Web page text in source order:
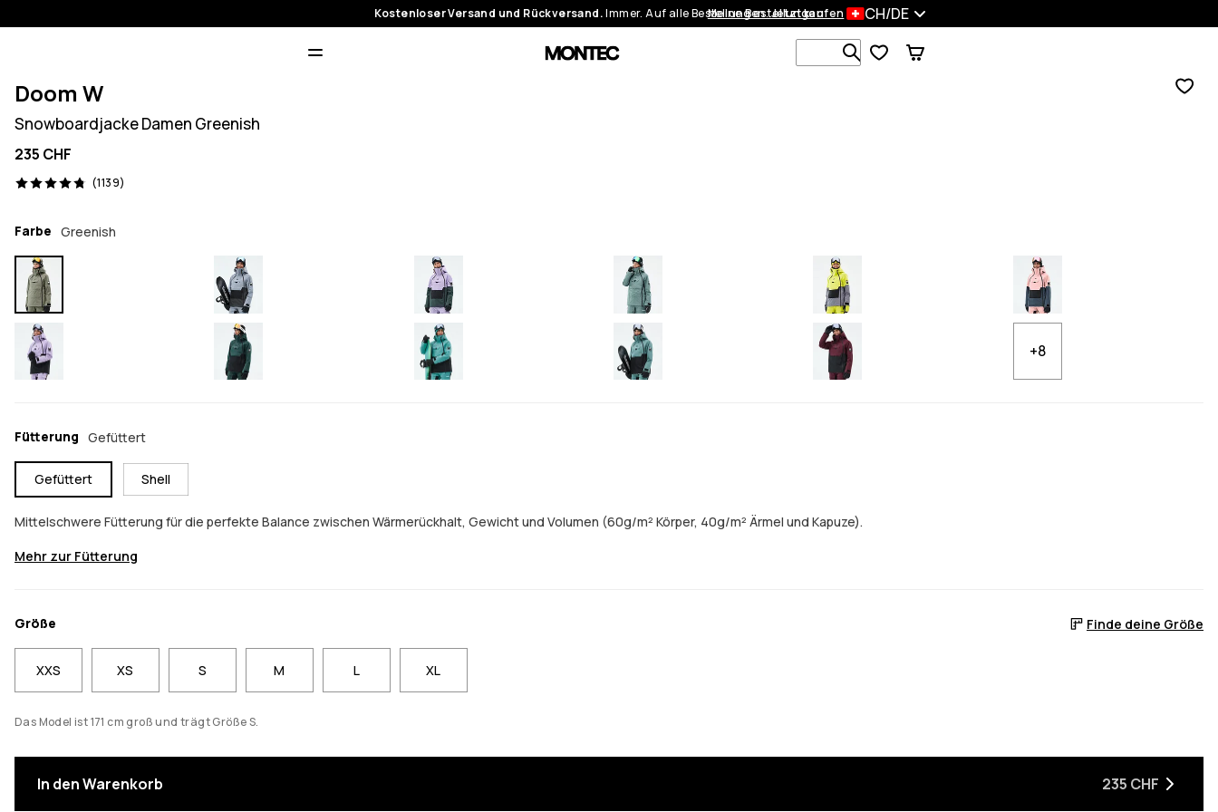
Kostenloser Versand und Rückversand.Immer. Auf alle Bestellungen.Jetzt kaufen
Meine Bestellungen CH/DE
Durchsuche 1 000+ Produkte
Doom W
Snowboardjacke Damen Greenish
235 CHF
(1139)
1139 Reviews, 4.8/5
Farbe Greenish
+8
Fütterung Gefüttert
Gefüttert Shell
Mittelschwere Fütterung für die perfekte Balance zwischen Wärmerückhalt, Gewicht und Volumen (60g/m² Körper, 40g/m² Ärmel und Kapuze).
Mehr zur Fütterung
Größe Finde deine Größe
XXS XS S M L XL
Das Model ist 171 cm groß und trägt Größe S.
In den Warenkorb 235 CHF